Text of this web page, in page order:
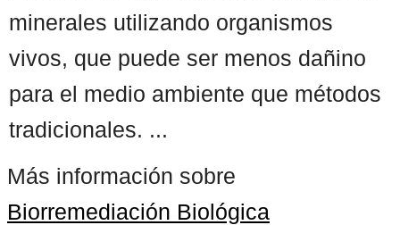
minerales utilizando organismos
vivos, que puede ser menos dañino
para el medio ambiente que métodos
tradicionales. ...
Más información sobre
Biorremediación Biológica